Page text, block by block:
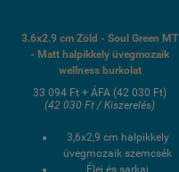
3.6x2.9 cm Zöld - Soul Green MT
- Matt halpikkely üvegmozaik
wellness burkolat
33 094 Ft + ÁFA (42 030 Ft)
(42 030 Ft / Kiszerelés)
3,6x2,9 cm halpikkely
üvegmozaik szemcsék
Élei és sarkai